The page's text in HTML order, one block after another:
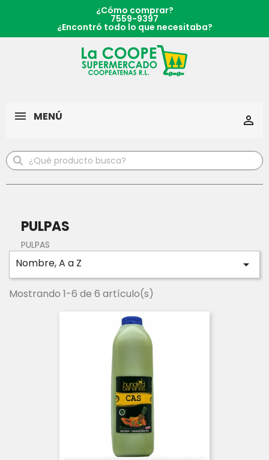
¿Cómo comprar?
7559-9397
¿Encontró todo lo que necesitaba?
MENÚ 
PULPAS
PULPAS
Nombre, A a Z 
Mostrando 1-6 de 6 artículo(s)